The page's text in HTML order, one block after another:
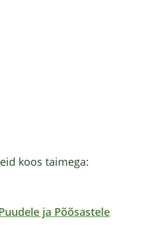
koos taimega:
ja Põõsastele